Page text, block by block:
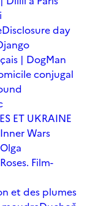
Disclosure day
| DogMan
conjugal
ET UKRAINE
Wars
Film-
et des plumes